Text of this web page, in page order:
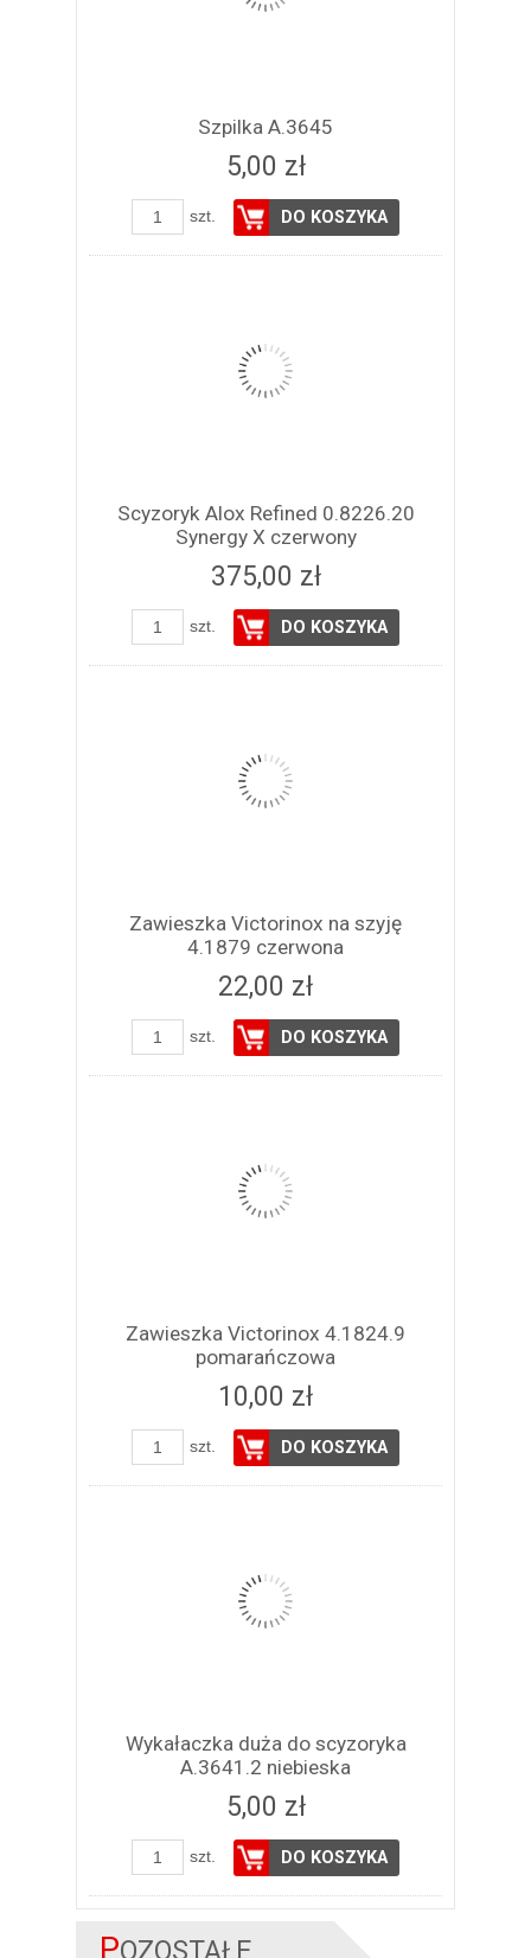
Szpilka A.3645
5,00 zł
szt. DO KOSZYKA
Scyzoryk Alox Refined 0.8226.20
Synergy X czerwony
375,00 zł
szt. DO KOSZYKA
Zawieszka Victorinox na szyję
4.1879 czerwona
22,00 zł
szt. DO KOSZYKA
Zawieszka Victorinox 4.1824.9
pomarańczowa
10,00 zł
szt. DO KOSZYKA
Wykałaczka duża do scyzoryka
A.3641.2 niebieska
5,00 zł
szt. DO KOSZYKA
P